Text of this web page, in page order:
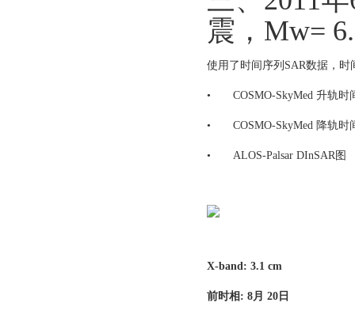
震，Mw=
使用了时间序列SAR数据，
• COSMO-SkyMed 升轨
• COSMO-SkyMed 降轨
• ALOS-Palsar DInSAR图
X-band: 3.1 cm
前时相: 8月 20 日